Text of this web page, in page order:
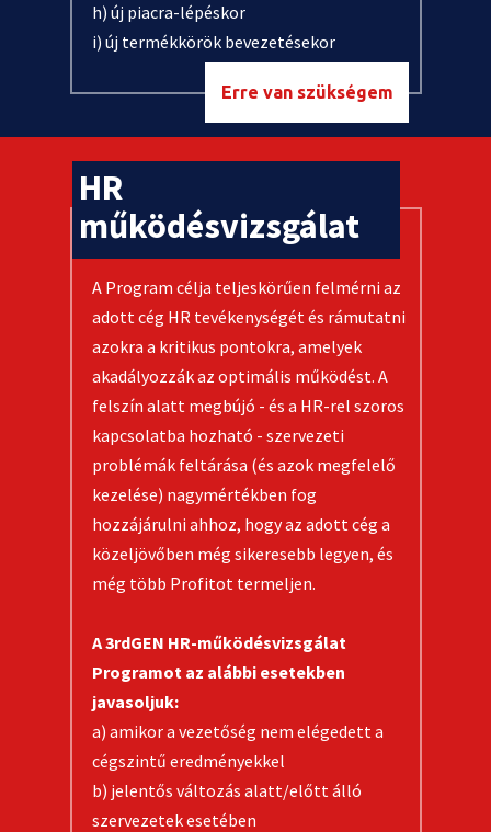
h) új piacra-lépéskor
i) új termékkörök bevezetésekor
Erre van szükségem
HR
működésvizsgálat
A Program célja teljeskörűen felmérni az
adott cég HR tevékenységét és rámutatni
azokra a kritikus pontokra, amelyek
akadályozzák az optimális működést. A
felszín alatt megbújó - és a HR-rel szoros
kapcsolatba hozható - szervezeti
problémák feltárása (és azok megfelelő
kezelése) nagymértékben fog
hozzájárulni ahhoz, hogy az adott cég a
közeljövőben még sikeresebb legyen, és
még több Profitot termeljen.
A 3rdGEN HR-működésvizsgálat
Programot az alábbi esetekben
javasoljuk:
a) amikor a vezetőség nem elégedett a
cégszintű eredményekkel
b) jelentős változás alatt/előtt álló
szervezetek esetében